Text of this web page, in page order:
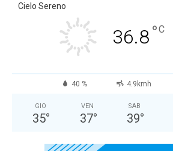
Cielo Sereno
36.8°C
40 % 4.9kmh
GIO
35°
VEN
37°
SAB
39°